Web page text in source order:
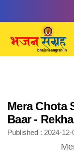
Mera Chota
Baar -
Published : 2024-